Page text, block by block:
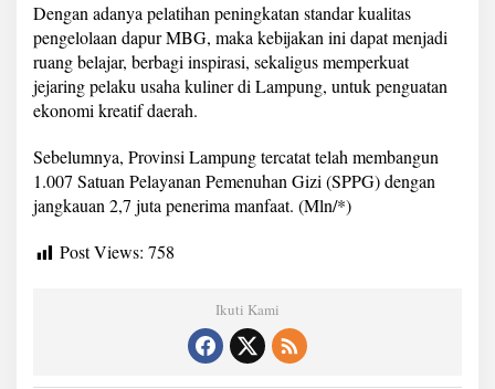
Dengan adanya pelatihan peningkatan standar kualitas
pengelolaan dapur MBG, maka kebijakan ini dapat menjadi
ruang belajar, berbagi inspirasi, sekaligus memperkuat
jejaring pelaku usaha kuliner di Lampung, untuk penguatan
ekonomi kreatif daerah.
Sebelumnya, Provinsi Lampung tercatat telah membangun
1.007 Satuan Pelayanan Pemenuhan Gizi (SPPG) dengan
jangkauan 2,7 juta penerima manfaat. (Mln/*)
Post Views: 758
Ikuti Kami